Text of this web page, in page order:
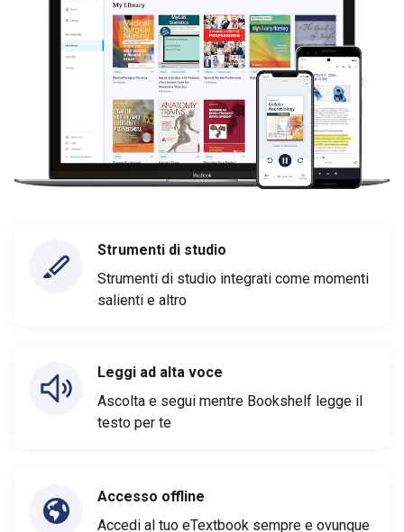
Strumenti di studio
Strumenti di studio integrati come momenti
salienti e altro
Leggi ad alta voce
Ascolta e segui mentre Bookshelf legge il
testo per te
Accesso offline
Accedi al tuo eTextbook sempre e ovunque